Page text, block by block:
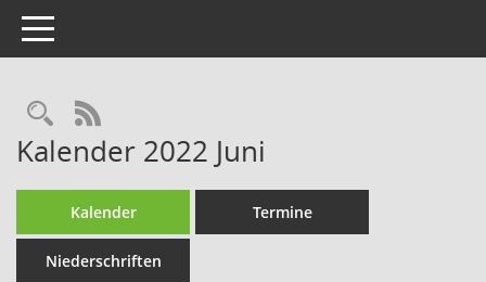
Toggle navigation
Rechercheauswahl
RSS-Feed
Kalender 2022 Juni
Kalender Termine
Niederschriften